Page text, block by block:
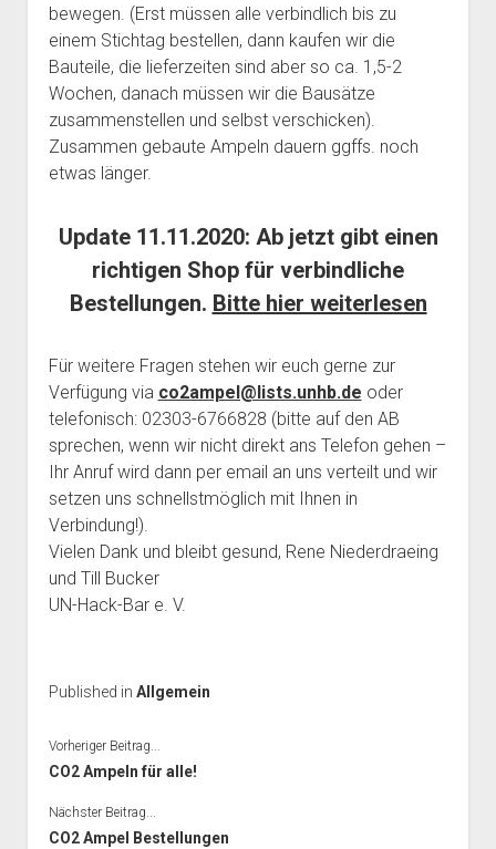
bewegen. (Erst müssen alle verbindlich bis zu
einem Stichtag bestellen, dann kaufen wir die
Bauteile, die lieferzeiten sind aber so ca. 1,5-2
Wochen, danach müssen wir die Bausätze
zusammenstellen und selbst verschicken).
Zusammen gebaute Ampeln dauern ggffs. noch
etwas länger.
Update 11.11.2020: Ab jetzt gibt einen
richtigen Shop für verbindliche
Bestellungen. Bitte hier weiterlesen
Für weitere Fragen stehen wir euch gerne zur
Verfügung via co2ampel@lists.unhb.de oder
telefonisch: 02303-6766828 (bitte auf den AB
sprechen, wenn wir nicht direkt ans Telefon gehen –
Ihr Anruf wird dann per email an uns verteilt und wir
setzen uns schnellstmöglich mit Ihnen in
Verbindung!).
Vielen Dank und bleibt gesund, Rene Niederdraeing
und Till Bucker
UN-Hack-Bar e. V.
Published in Allgemein
Vorheriger Beitrag...
CO2 Ampeln für alle!
Nächster Beitrag...
CO2 Ampel Bestellungen